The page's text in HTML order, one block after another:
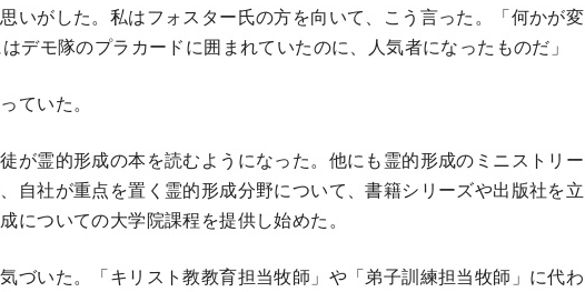
いがした。私はフォスター氏の方を向いて、こう言った。「何かが変
デモ隊のプラカードに囲まれていたのに、人気者になったものだ」
ていた。
が霊的形成の本を読むようになった。他にも霊的形成のミニストリー
自社が重点を置く霊的形成分野について、書籍シリーズや出版社を立
についての大学院課程を提供し始めた。
づいた。「キリスト教教育担当牧師」や「弟子訓練担当牧師」に代わ